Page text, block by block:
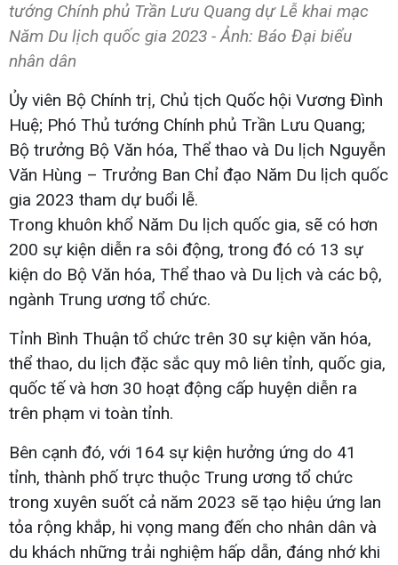
tướng Chính phủ Trần Lưu Quang dự Lễ khai mạc
Năm Du lịch quốc gia 2023 - Ảnh: Báo Đại biểu
nhân dân
Ủy viên Bộ Chính trị, Chủ tịch Quốc hội Vương Đình
Huệ; Phó Thủ tướng Chính phủ Trần Lưu Quang;
Bộ trưởng Bộ Văn hóa, Thể thao và Du lịch Nguyễn
Văn Hùng – Trưởng Ban Chỉ đạo Năm Du lịch quốc
gia 2023 tham dự buổi lễ.
Trong khuôn khổ Năm Du lịch quốc gia, sẽ có hơn
200 sự kiện diễn ra sôi động, trong đó có 13 sự
kiện do Bộ Văn hóa, Thể thao và Du lịch và các bộ,
ngành Trung ương tổ chức.
Tỉnh Bình Thuận tổ chức trên 30 sự kiện văn hóa,
thể thao, du lịch đặc sắc quy mô liên tỉnh, quốc gia,
quốc tế và hơn 30 hoạt động cấp huyện diễn ra
trên phạm vi toàn tỉnh.
Bên cạnh đó, với 164 sự kiện hưởng ứng do 41
tỉnh, thành phố trực thuộc Trung ương tổ chức
trong xuyên suốt cả năm 2023 sẽ tạo hiệu ứng lan
tỏa rộng khắp, hi vọng mang đến cho nhân dân và
du khách những trải nghiệm hấp dẫn, đáng nhớ khi